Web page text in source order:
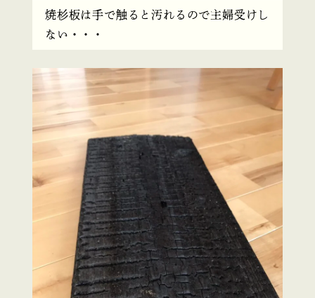
焼杉板は手で触ると汚れるので主婦受けし
ない・・・